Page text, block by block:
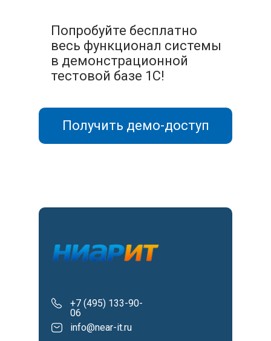
Получить демо-доступ
Попробуйте бесплатно
весь функционал системы
в демонстрационной
тестовой базе 1С!
+7 (495) 133-90-
06
info@near-it.ru